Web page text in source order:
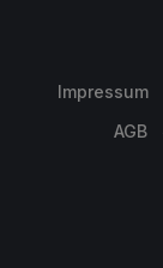
Impressum
AGB